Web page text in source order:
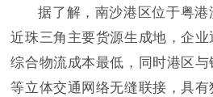
据了解，南沙港区位于粤
近珠三角主要货源生成地，企
综合物流成本最低，同时港区
等立体交通网络无缝联接，具